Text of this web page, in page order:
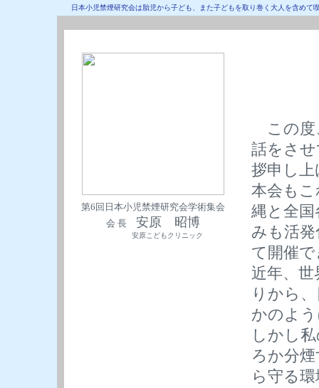
日本小児禁煙研究会は胎児から子ども、また子どもを取り巻く大人を含め
第6回日本小児禁煙研究会学術集会
会 長 安原 昭博
安原こどもクリニック
この
話をさ
拶申し
本会もこ
縄と全
みも活
て開催
近年、
りから
かのよ
しかし
ろか分
ら守る